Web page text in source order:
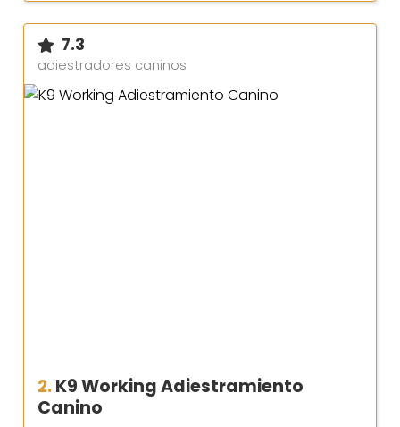
7.3
adiestradores caninos
2.K9 Working Adiestramiento
Canino